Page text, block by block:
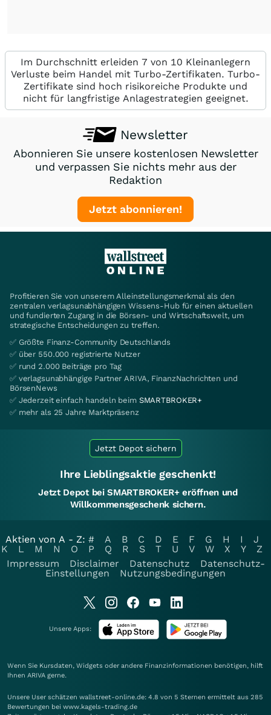
Im Durchschnitt erleiden 7 von 10 Kleinanlegern
Verluste beim Handel mit Turbo-Zertifikaten. Turbo-
Zertifikate sind hoch risikoreiche Produkte und
nicht für langfristige Anlagestrategien geeignet.
Newsletter
Abonnieren Sie unsere kostenlosen Newsletter
und verpassen Sie nichts mehr aus der
Redaktion
Jetzt abonnieren!
Profitieren Sie von unserem Alleinstellungsmerkmal als den
zentralen verlagsunabhängigen Wissens-Hub für einen aktuellen
und fundierten Zugang in die Börsen- und Wirtschaftswelt, um
strategische Entscheidungen zu treffen.
✅ Größte Finanz-Community Deutschlands
✅ über 550.000 registrierte Nutzer
✅ rund 2.000 Beiträge pro Tag
✅ verlagsunabhängige Partner ARIVA, FinanzNachrichten und
BörsenNews
✅ Jederzeit einfach handeln beim SMARTBROKER+
✅ mehr als 25 Jahre Marktpräsenz
Jetzt Depot sichern
Ihre Lieblingsaktie geschenkt!
Jetzt Depot bei SMARTBROKER+ eröffnen und
Willkommensgeschenk sichern.
Aktien von A - Z: # A B C D E F G H I
J
K
L M N O P Q R S T U V W X Y
Z
Impressum
Disclaimer Datenschutz
Datenschutz-
Einstellungen
Nutzungsbedingungen
Unsere Apps:
Wenn Sie Kursdaten, Widgets oder andere Finanzinformationen benötigen, hilft
Ihnen ARIVA gerne.
Unsere User schätzen wallstreet-online.de: 4.8 von 5 Sternen ermittelt aus 285
Bewertungen bei www.kagels-trading.de